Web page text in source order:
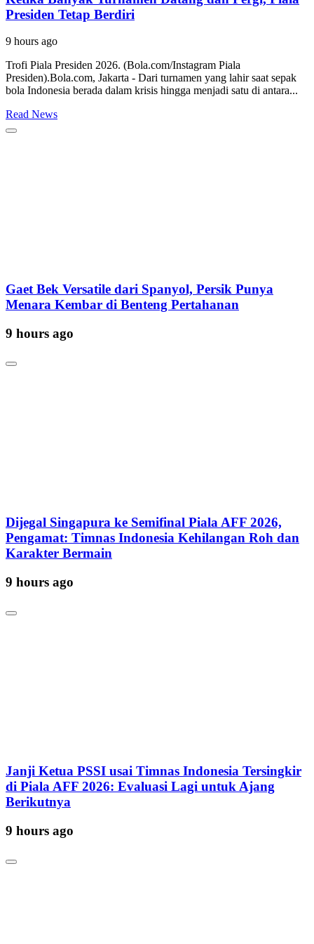
Presiden Tetap Berdiri
9 hours ago
Trofi Piala Presiden 2026. (Bola.com/Instagram Piala
Presiden).Bola.com, Jakarta - Dari turnamen yang lahir saat sepak
bola Indonesia berada dalam krisis hingga menjadi satu di antara...
Read News
Gaet Bek Versatile dari Spanyol, Persik Punya
Menara Kembar di Benteng Pertahanan
9 hours ago
Dijegal Singapura ke Semifinal Piala AFF 2026,
Pengamat: Timnas Indonesia Kehilangan Roh dan
Karakter Bermain
9 hours ago
Janji Ketua PSSI usai Timnas Indonesia Tersingkir
di Piala AFF 2026: Evaluasi Lagi untuk Ajang
Berikutnya
9 hours ago